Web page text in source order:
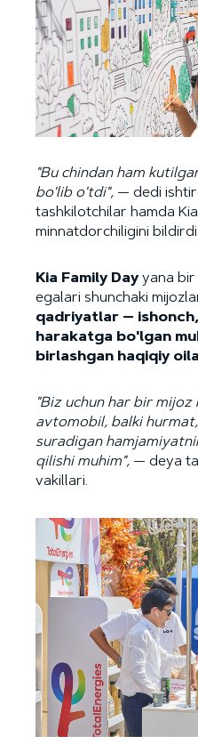
"Bu chindan ham
bo'lib o'tdi", — dedi
tashkilotchilar hamda
minnatdorchiligini bildirdi.
Kia Family Day yana bir
egalari shunchaki
qadriyatlar —
harakatga bo'lgan
birlashgan haqiqiy
"Biz uchun har bir
avtomobil, balki
suradigan
qilishi muhim", — deya
vakillari.